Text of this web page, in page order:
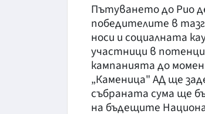
Пътуването до Рио
победителите в
носи и социалната
участници в
кампанията до
„Каменица" АД ще
събраната сума ще
на бъдещите